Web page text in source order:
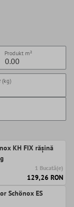
Produkt m²
(kg)
KH FIX rășină
1 Bucată(e)
129,26 RON
Schönox ES